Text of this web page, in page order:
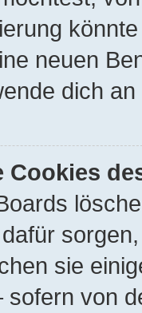
neuen
dich
Cookies
sie
sofern von